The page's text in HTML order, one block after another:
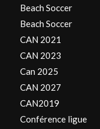
Beach Soccer
Beach Soccer
CAN 2021
CAN 2023
Can 2025
CAN 2027
CAN2019
Conférence ligue